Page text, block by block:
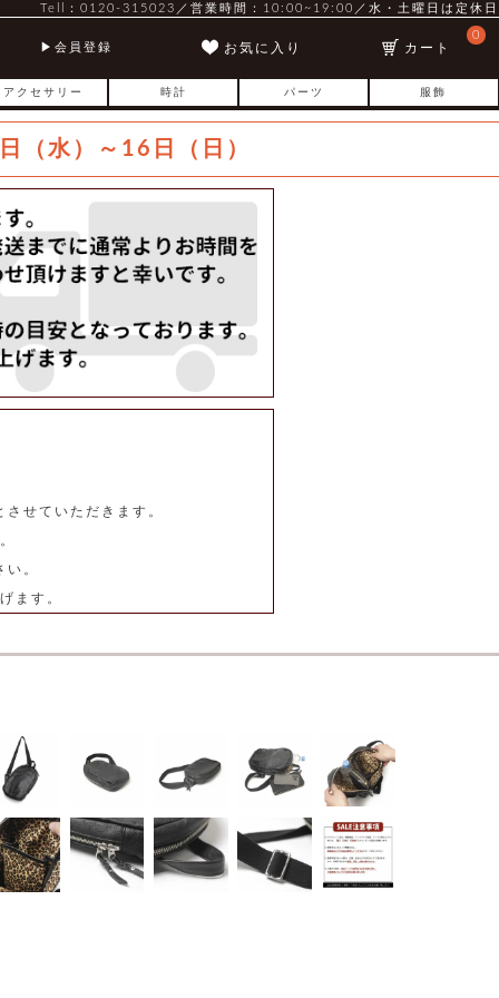
Tell：0120-315023／営業時間：10:00~19:00／水・土曜日は定休日
会員登録 お気に入り
0
カート
アクセサリー 時計 パーツ 服飾
（水）～16日（日）
せていただきます。
。
ます。